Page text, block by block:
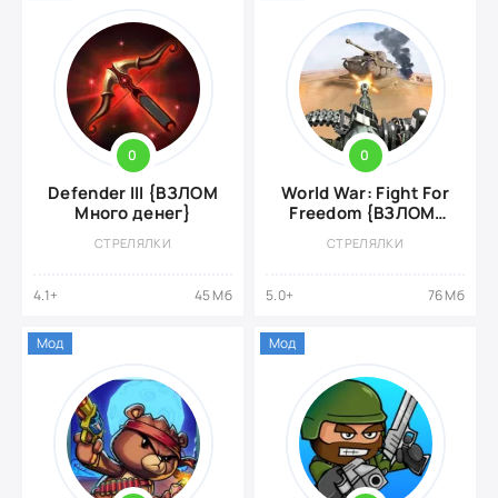
0
Defender III {ВЗЛОМ
Много денег}
СТРЕЛЯЛКИ
4.1+ 45 Мб
0
World War: Fight For
Freedom {ВЗЛОМ,
СТРЕЛЯЛКИ
5.0+ 76 Мб
Мод Мод